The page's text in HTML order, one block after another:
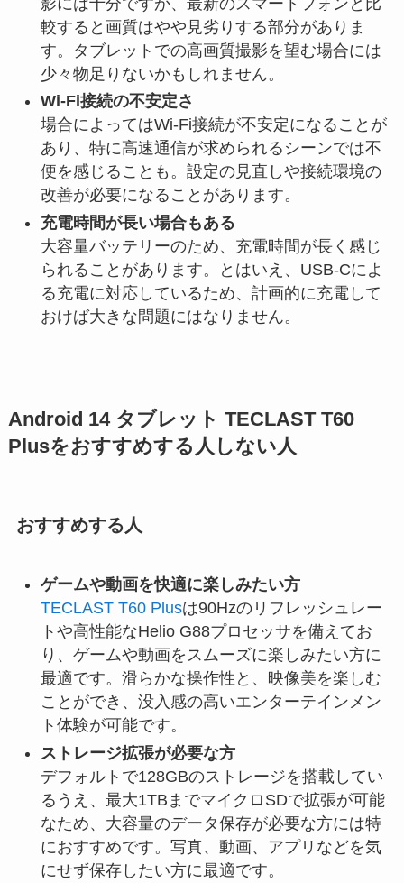
較すると画質はやや見劣りする部分がありま
す。タブレットでの高画質撮影を望む場合には
少々物足りないかもしれません。
Wi-Fi接続の不安定さ
場合によってはWi-Fi接続が不安定になることが
あり、特に高速通信が求められるシーンでは不
便を感じることも。設定の見直しや接続環境の
改善が必要になることがあります。
充電時間が長い場合もある
大容量バッテリーのため、充電時間が長く感じ
られることがあります。とはいえ、USB-Cによ
る充電に対応しているため、計画的に充電して
おけば大きな問題にはなりません。
Android 14 タブレット TECLAST T60
Plusをおすすめする人しない人
おすすめする人
ゲームや動画を快適に楽しみたい方
TECLAST T60 Plusは90Hzのリフレッシュレー
トや高性能なHelio G88プロセッサを備えてお
り、ゲームや動画をスムーズに楽しみたい方に
最適です。滑らかな操作性と、映像美を楽しむ
ことができ、没入感の高いエンターテインメン
ト体験が可能です。
ストレージ拡張が必要な方
デフォルトで128GBのストレージを搭載してい
るうえ、最大1TBまでマイクロSDで拡張が可能
なため、大容量のデータ保存が必要な方には特
におすすめです。写真、動画、アプリなどを気
にせず保存したい方に最適です。